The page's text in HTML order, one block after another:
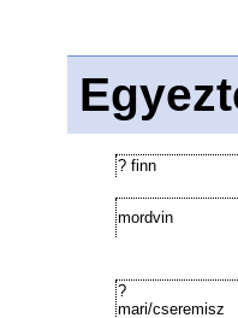
? finn
mordvin
?
mari/cseremisz